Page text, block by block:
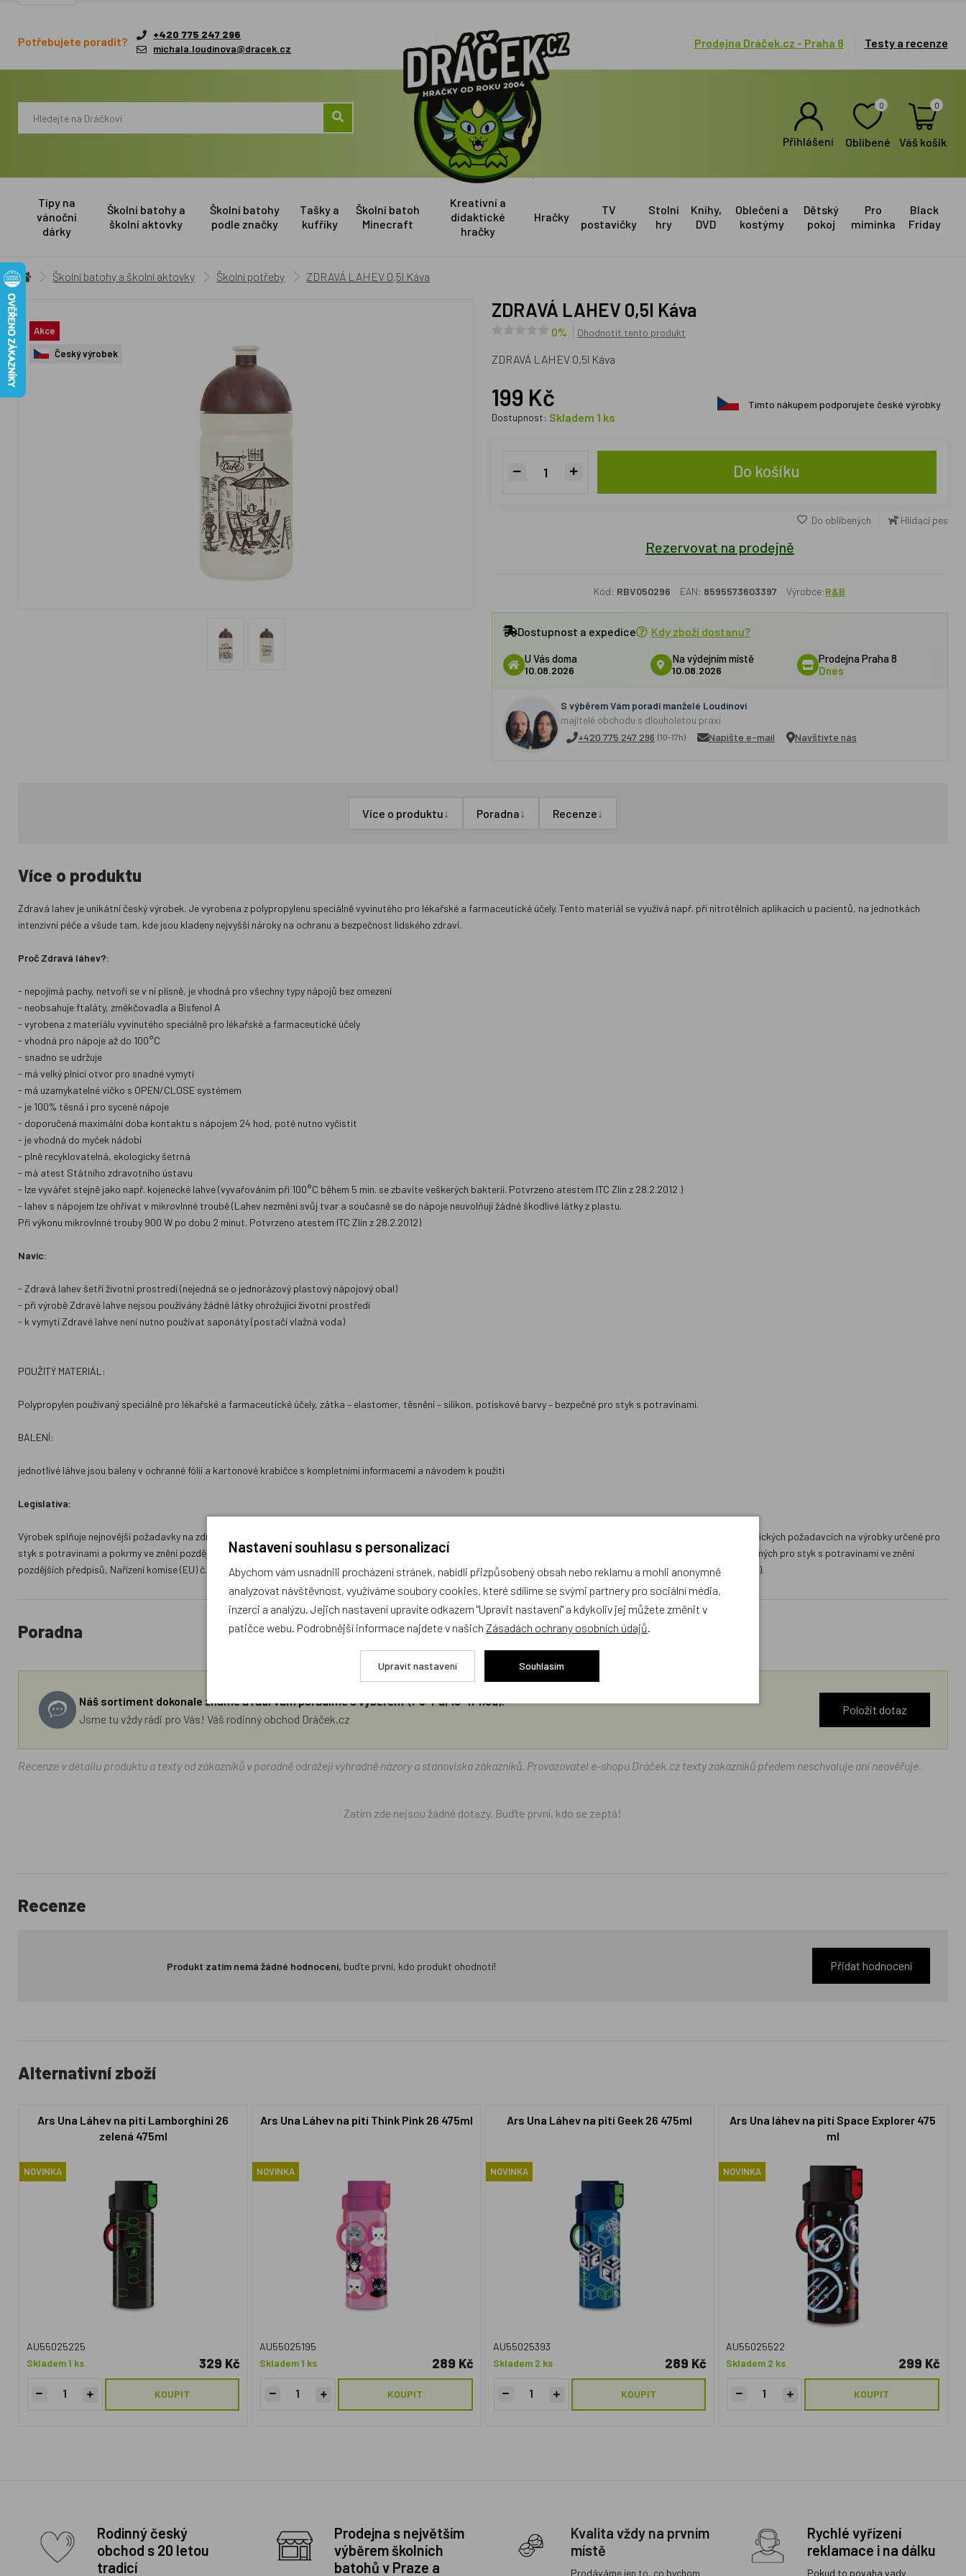
Potřebujete poradit?
+420 775 247 296
michala.loudinova@dracek.cz
Prodejna Dráček.cz - Praha 8 Testy a recenze
Přihlášení
0
Oblíbené
0
Váš košík
Tipy na
vánoční
dárky
Školní batohy a
školní aktovky
Školní batohy
podle značky
Tašky a
kufříky
Školní batoh
Minecraft
Kreativní a
didaktické
hračky
Hračky
TV
postavičky
Stolní
hry
Knihy,
DVD
Oblečení a
kostýmy
Dětský
pokoj
Pro
miminka
Black
Friday
Školní batohy a školní aktovky Školní potřeby ZDRAVÁ LAHEV 0,5l Káva
Akce
Český výrobek
ZDRAVÁ LAHEV 0,5l Káva
0% Ohodnotit tento produkt
ZDRAVÁ LAHEV 0,5l Káva
199 Kč
Dostupnost: Skladem 1 ks
Tímto nákupem podporujete české výrobky
Do košíku
Do oblíbených Hlídací pes
Rezervovat na prodejně
Kód: RBV050296 EAN: 8595573603397 Výrobce:R&B
Dostupnost a expedice Kdy zboží dostanu?
U Vás doma
10.08.2026
Na výdejním místě
10.08.2026
Prodejna Praha 8
Dnes
S výběrem Vám poradí manželé Loudínovi
majitelé obchodu s dlouholetou praxí
+420 775 247 296 (10-17h) Napište e-mail Navštivte nás
Více o produktu↓ Poradna↓ Recenze↓
Více o produktu
Zdravá lahev je unikátní český výrobek. Je vyrobena z polypropylenu speciálně vyvinutého pro lékařské a farmaceutické účely. Tento materiál se využívá např. při nitrotělních aplikacích u pacientů, na jednotkách
intenzivní péče a všude tam, kde jsou kladeny nejvyšší nároky na ochranu a bezpečnost lidského zdraví.
Proč Zdravá láhev?:
- nepojímá pachy, netvoří se v ní plísně, je vhodná pro všechny typy nápojů bez omezení
- neobsahuje ftaláty, změkčovadla a Bisfenol A
- vyrobena z materiálu vyvinutého speciálně pro lékařské a farmaceutické účely
- vhodná pro nápoje až do 100°C
- snadno se udržuje
- má velký plnící otvor pro snadné vymytí
- má uzamykatelné víčko s OPEN/CLOSE systémem
- je 100% těsná i pro sycené nápoje
- doporučená maximální doba kontaktu s nápojem 24 hod, poté nutno vyčistit
- je vhodná do myček nádobí
- plně recyklovatelná, ekologicky šetrná
- má atest Státního zdravotního ústavu
- lze vyvářet stejně jako např. kojenecké lahve (vyvařováním při 100°C během 5 min. se zbavíte veškerých bakterií. Potvrzeno atestem ITC Zlín z 28.2.2012 )
- lahev s nápojem lze ohřívat v mikrovlnné troubě (Lahev nezmění svůj tvar a současně se do nápoje neuvolňují žádné škodlivé látky z plastu.
Při výkonu mikrovlnné trouby 900 W po dobu 2 minut. Potvrzeno atestem ITC Zlín z 28.2.2012)
Navíc:
- Zdravá lahev šetří životní prostredí (nejedná se o jednorázový plastový nápojový obal)
- při výrobě Zdravé lahve nejsou používány žádné látky ohrožující životní prostředí
- k vymytí Zdravé lahve není nutno používat saponáty (postačí vlažná voda)
POUŽITÝ MATERIÁL:
Polypropylen používaný speciálně pro lékařské a farmaceutické účely, zátka – elastomer, těsnění – silikon, potiskové barvy – bezpečné pro styk s potravinami.
BALENÍ:
jednotlivé láhve jsou baleny v ochranné fólii a kartonové krabičce s kompletními informacemi a návodem k použití
Legislativa:
Výrobek splňuje nejnovější požadavky na zdravotní nezávadnost v rámci platné legislativy (vyhláška Ministerstva zdravotnictví č. 38/2001 Sb. ze dne 19. ledna 2001 o hygienických požadavcích na výrobky určené pro
styk s potravinami a pokrmy ve znění pozdějších předpisů, Nařízení Evropského parlamentu a Rady (ES) č. 1935/2004 ze dne 27. října 2004 o materiálech a předmětech určených pro styk s potravinami ve znění
pozdějších předpisů, Nařízení komise (EU) č. 10/2011 ze dne 14. ledna 2011 o materiálech a předmětech z plastů určených pro styk s potravinami ve znění pozdějších předpisů).
Poradna
Náš sortiment dokonale známe a rádi Vám poradíme s výběrem (Po–Pá, 10–17 hod).
Jsme tu vždy rádi pro Vás! Váš rodinný obchod Dráček.cz
Položit dotaz
Recenze v detailu produktu a texty od zákazníků v poradně odrážejí výhradně názory a stanoviska zákazníků. Provozovatel e-shopu Dráček.cz texty zákazníků předem neschvaluje ani neověřuje.
Zatím zde nejsou žádné dotazy. Buďte první, kdo se zeptá!
Recenze
Produkt zatím nemá žádné hodnocení, buďte první, kdo produkt ohodnotí! Přidat hodnocení
Alternativní zboží
Ars Una Láhev na pití Lamborghini 26
zelená 475ml
NOVINKA
AU55025225
Skladem 1 ks
329 Kč
KOUPIT
Ars Una Láhev na pití Think Pink 26 475ml
NOVINKA
AU55025195
Skladem 1 ks
289 Kč
KOUPIT
Ars Una Láhev na pití Geek 26 475ml
NOVINKA
AU55025393
Skladem 2 ks
289 Kč
KOUPIT
Ars Una láhev na pití Space Explorer 475
ml
NOVINKA
AU55025522
Skladem 2 ks
299 Kč
KOUPIT
Rodinný český
obchod s 20 letou
tradicí
Prodejna s největším
výběrem školních
batohů v Praze a
Kvalita vždy na prvním
místě
Prodáváme jen to, co bychom
Rychlé vyřízení
reklamace i na dálku
Pokud to povaha vady
Nastavení souhlasu s personalizací
Abychom vám usnadnili procházení stránek, nabídli přizpůsobený obsah nebo reklamu a mohli anonymně
analyzovat návštěvnost, využíváme soubory cookies, které sdílíme se svými partnery pro sociální média,
inzerci a analýzu. Jejich nastavení upravíte odkazem "Upravit nastavení" a kdykoliv jej můžete změnit v
patičce webu. Podrobnější informace najdete v našich Zásadách ochrany osobních údajů.
Upravit nastavení Souhlasím